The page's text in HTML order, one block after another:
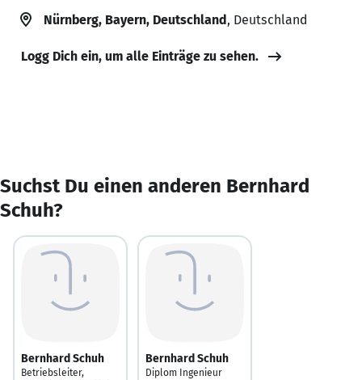
Nürnberg, Bayern, Deutschland, Deutschland
Logg Dich ein, um alle Einträge zu sehen.
Suchst Du einen anderen Bernhard
Schuh?
Bernhard Schuh
Betriebsleiter,
Bernhard Schuh
Diplom Ingenieur